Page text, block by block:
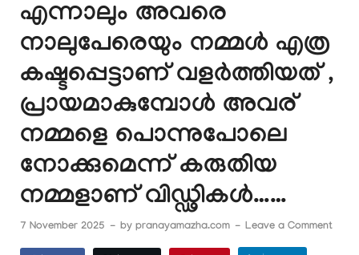
എന്നാലും അവരെ
നാലുപേരെയും നമ്മൾ എത്ര
കഷ്ടപ്പെട്ടാണ് വളർത്തിയത് ,
പ്രായമാകുമ്പോൾ അവര്
നമ്മളെ പൊന്നുപോലെ
നോക്കുമെന്ന് കരുതിയ
നമ്മളാണ് വിഡ്ഢികൾ……
7 November 2025 - by pranayamazha.com - Leave a Comment